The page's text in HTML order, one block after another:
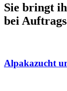
Sie bringt
bei
Alpakazucht